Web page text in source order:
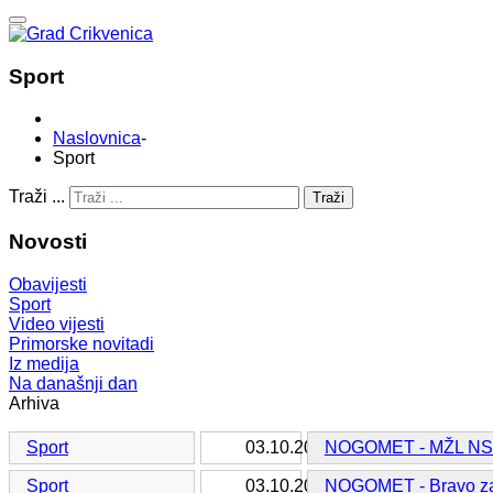
Sport
Naslovnica-
Sport
Traži ... Traži
Novosti
Obavijesti
Sport
Video vijesti
Primorske novitadi
Iz medija
Na današnji dan
Arhiva
Sport 03.10.2016.NOGOMET - MŽL
Sport 03.10.2016.NOGOMET - Bravo